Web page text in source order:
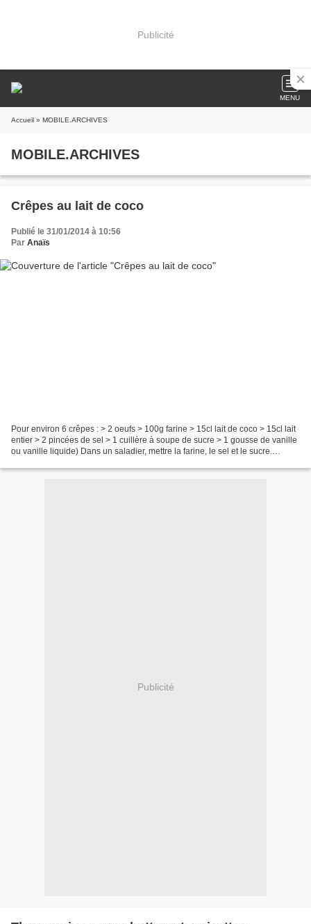
Publicité
MENU
Accueil » MOBILE.ARCHIVES
MOBILE.ARCHIVES
Crêpes au lait de coco
Publié le 31/01/2014 à 10:56
Par Anaïs
Pour environ 6 crêpes : > 2 oeufs > 100g farine > 15cl lait de coco > 15cl lait
entier > 2 pincées de sel > 1 cuillère à soupe de sucre > 1 gousse de vanille
ou vanille liquide) Dans un saladier, mettre la farine, le sel et le sucre.
Publicité